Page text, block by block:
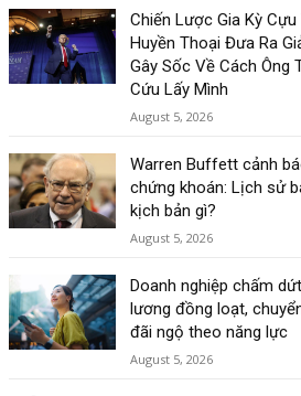
Chiến Lược Gia Kỳ Cựu
Huyền Thoại Đưa Ra
Gây Sốc Về Cách Ông
Cứu Lấy Mình
August 5, 2026
Warren Buffett cảnh
chứng khoán: Lịch sử
kịch bản gì?
August 5, 2026
Doanh nghiệp chấm
lương đồng loạt,
đãi ngộ theo năng lực
August 5, 2026